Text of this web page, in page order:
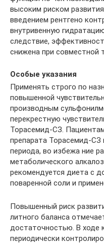
высоким риском
введением рентгено­
внутривенную
следствие,
снижена при совместной
Особые указания
Применять строго по
повышенной
производным
перекрестную
Торасемид-СЗ.
препарата Торасемид-СЗ
периода, во избежа­ ние
метаболического
рекомендуется диета с
поваренной соли и
Повышенный риск
литного баланса
достаточностью. В ходе
периодически